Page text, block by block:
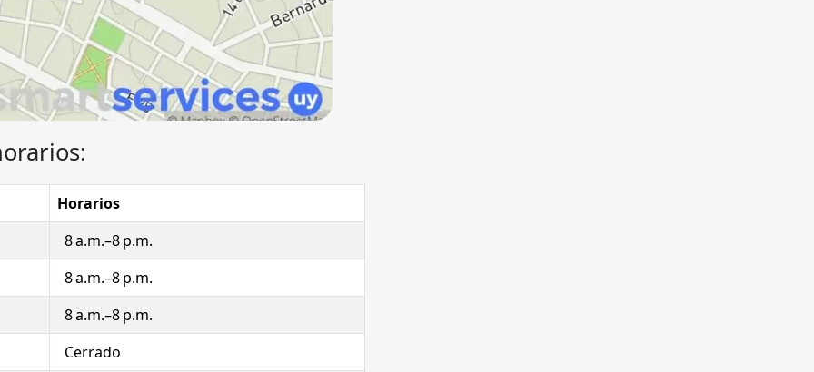
Horarios
8 a.m.–8 p.m.
8 a.m.–8 p.m.
8 a.m.–8 p.m.
Cerrado